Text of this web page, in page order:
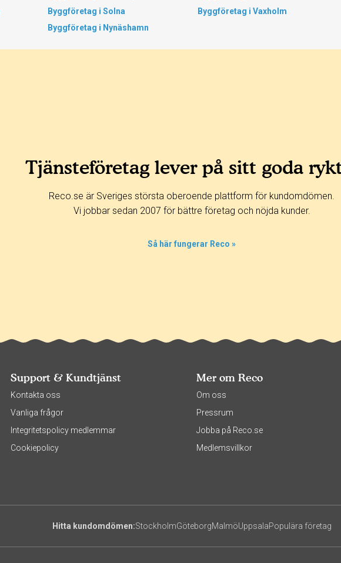
Byggföretag i Solna Byggföretag i Vaxholm
Byggföretag i Nynäshamn
Tjänsteföretag lever på sitt goda
Reco.se är Sveriges största oberoende plattform för kundomdömen.
Vi jobbar sedan 2007 för bättre företag och nöjda kunder.
Så här fungerar Reco »
Support & Kundtjänst
Kontakta oss
Vanliga frågor
Integritetspolicy medlemmar
Cookiepolicy
Mer om Reco
Om oss
Pressrum
Jobba på Reco.se
Medlemsvillkor
Hitta kundomdömen:StockholmGöteborgMalmöUppsalaPopulära företag